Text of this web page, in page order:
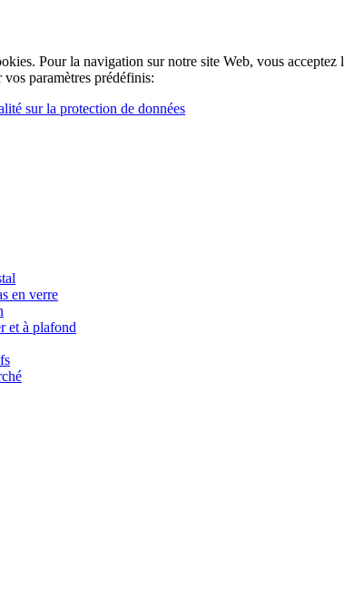
Pour la navigation sur notre site Web, vous
paramètres prédéfinis:
sur la protection de données
en verre
et à plafond